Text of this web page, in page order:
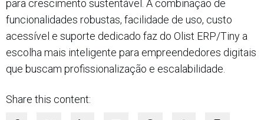
para crescimento sustentável. A combinação de
funcionalidades robustas, facilidade de uso, custo
acessível e suporte dedicado faz do Olist ERP/Tiny a
escolha mais inteligente para empreendedores digitais
que buscam profissionalização e escalabilidade.
Share this content: